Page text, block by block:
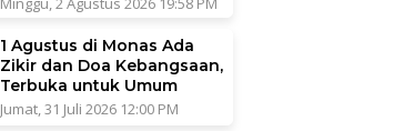
1 Agustus di Monas Ada
Zikir dan Doa Kebangsaan,
Terbuka untuk Umum
Jumat, 31 Juli 2026 12:00 PM